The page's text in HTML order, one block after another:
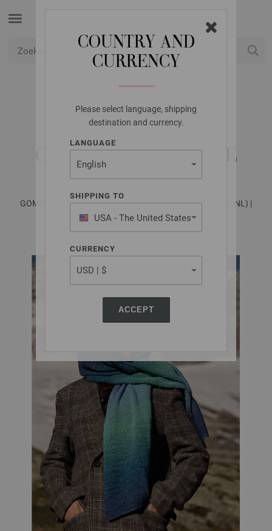
COUNTRY AND
CURRENCY
Please select language, shipping
destination and currency.
LANGUAGE
SHIPPING TO
USA - The United States
of America
CURRENCY
ACCEPT
LANA GROSSA
CAPUCHONSJAAL
GOMITOLO VERSIONE
GOMITOLO No. 16 - Tijdschrift (DE) + Breibeschrijvingen (NL) |
Patroon 12